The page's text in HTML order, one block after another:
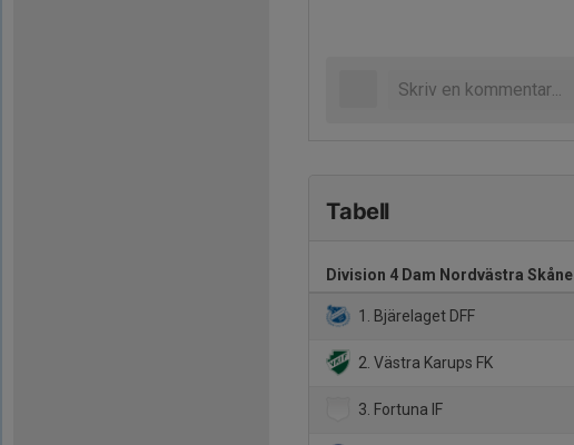
Tabell
Division 4 Dam Nordvästra Skåne
1. Bjärelaget DFF
2. Västra Karups FK
3. Fortuna IF